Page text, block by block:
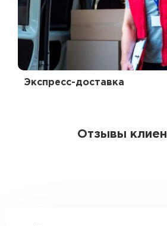
Экспресс-доставка
Отзывы